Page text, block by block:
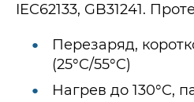
IEC62133, GB31241.
Перезаряд,
(25°C/55°C)
Нагрев до 130°C,